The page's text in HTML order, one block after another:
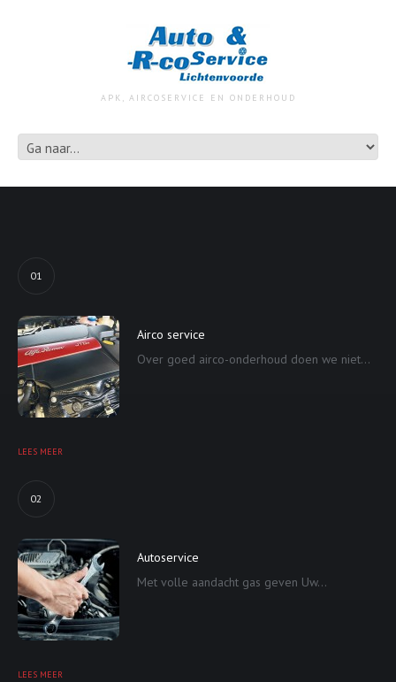
APK, AIRCOSERVICE EN ONDERHOUD
01
Airco service
Over goed airco-onderhoud doen we niet...
LEES MEER
02
Autoservice
Met volle aandacht gas geven Uw...
LEES MEER